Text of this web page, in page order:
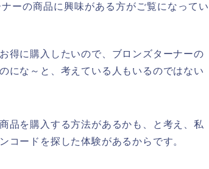
ーの商品に興味がある方がご覧になってい
得に購入したいので、ブロンズターナーの
にな～と、考えている人もいるのではない
品を購入する方法があるかも、と考え、私
コードを探した体験があるからです。